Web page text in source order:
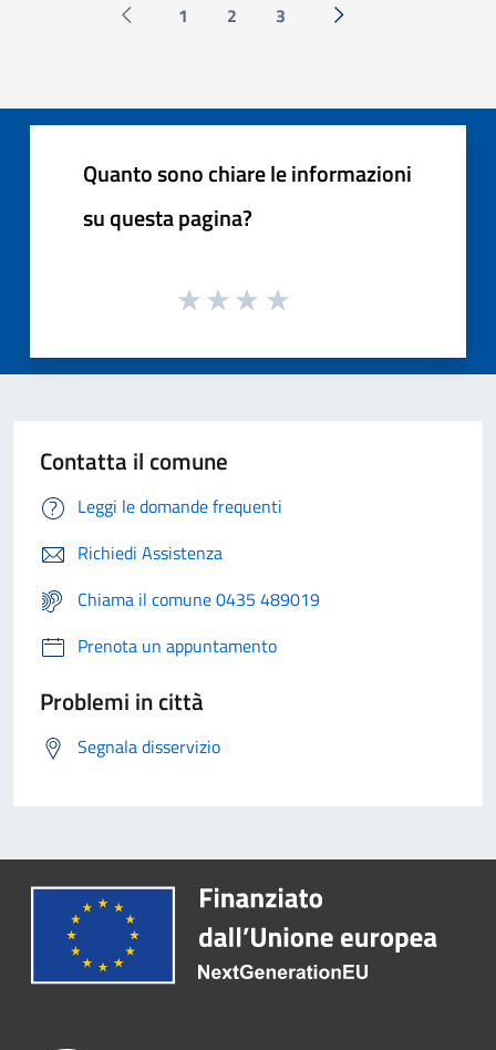
Pagina precedente
1 2 3 Successiva »
Quanto sono chiare le informazioni
su questa pagina?
Contatta il comune
Leggi le domande frequenti
Richiedi Assistenza
Chiama il comune 0435 489019
Prenota un appuntamento
Problemi in città
Segnala disservizio